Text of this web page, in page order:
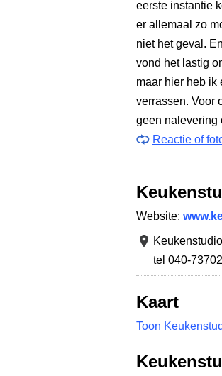
eerste instantie
er allemaal zo
niet het geval.
vond het lastig
maar hier heb ik
verrassen. Voor
geen nalevering
Reactie of
Website:
tel 040-
Kaart
Toon